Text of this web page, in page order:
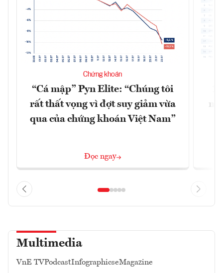
Chứng khoán
“Cá mập” Pyn Elite: “Chúng tôi
rất thất vọng vì đợt suy giảm vừa
qua của chứng khoán Việt Nam”
Đọc ngay
Multimedia
VnE TVPodcastInfographicseMagazine